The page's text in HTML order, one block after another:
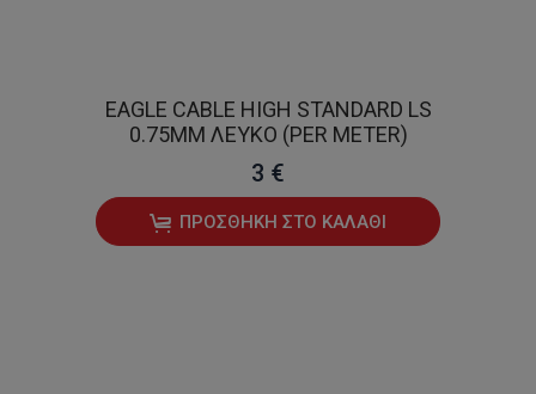
EAGLE CABLE HIGH STANDARD LS
0.75MM ΛΕΥΚΌ (PER METER)
3 €
ΠΡΟΣΘΉΚΗ ΣΤΟ ΚΑΛΆΘΙ